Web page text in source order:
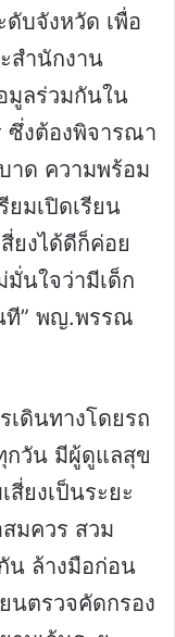
บจังหวัด เพื่อ
สำนักงาน
มูลร่วมกันใน
ซึ่งต้องพิจารณา
าด ความพร้อม
ยมเปิดเรียน
ยงได้ดีก็ค่อย
นใจว่ามีเด็ก
ที” พญ.พรรณ
ดินทางโดยรถ
กวัน มีผู้ดูแลสุข
ยงเป็นระยะ
มควร สวม
น ล้างมือก่อน
นตรวจคัดกรอง